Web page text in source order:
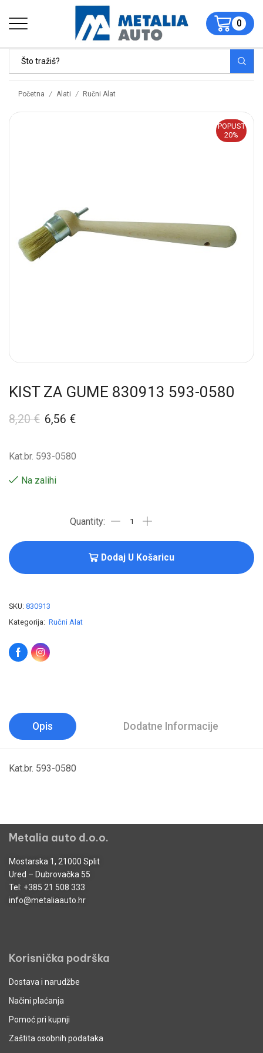
0
Početna / Alati / Ručni Alat
POPUST
20%
KIST ZA GUME 830913 593-0580
8,20€ 6,56 €
Kat.br. 593-0580
Na zalihi
Dodaj U Košaricu
SKU: 830913
Kategorija: Ručni Alat
Opis Dodatne Informacije
Kat.br. 593-0580
Metalia auto d.o.o.
Mostarska 1, 21000 Split
Ured – Dubrovačka 55
Tel: +385 21 508 333
info@metaliaauto.hr
Korisnička podrška
Dostava i narudžbe
Načini plaćanja
Pomoć pri kupnji
Zaštita osobnih podataka